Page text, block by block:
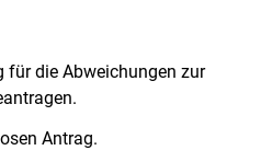
für die Abweichungen zur
Antrag.